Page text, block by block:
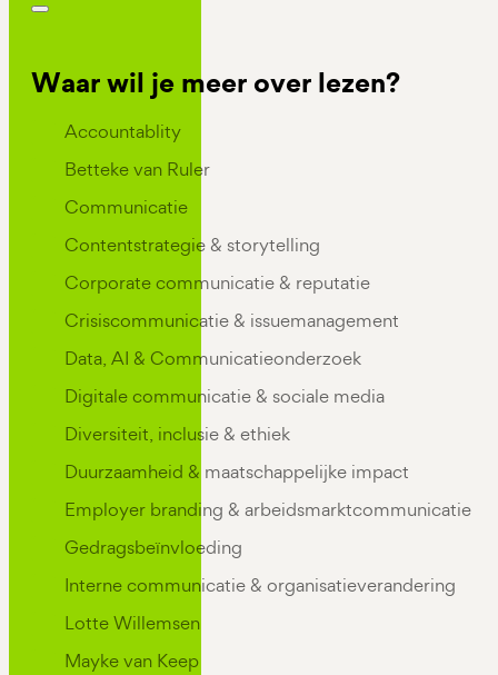
Waar wil je meer over lezen?
Kennis Categorieen
Accountablity
Betteke van Ruler
Communicatie
Contentstrategie & storytelling
Corporate communicatie & reputatie
Crisiscommunicatie & issuemanagement
Data, AI & Communicatieonderzoek
Digitale communicatie & sociale media
Diversiteit, inclusie & ethiek
Duurzaamheid & maatschappelijke impact
Employer branding & arbeidsmarktcommunicatie
Gedragsbeïnvloeding
Interne communicatie & organisatieverandering
Lotte Willemsen
Mayke van Keep